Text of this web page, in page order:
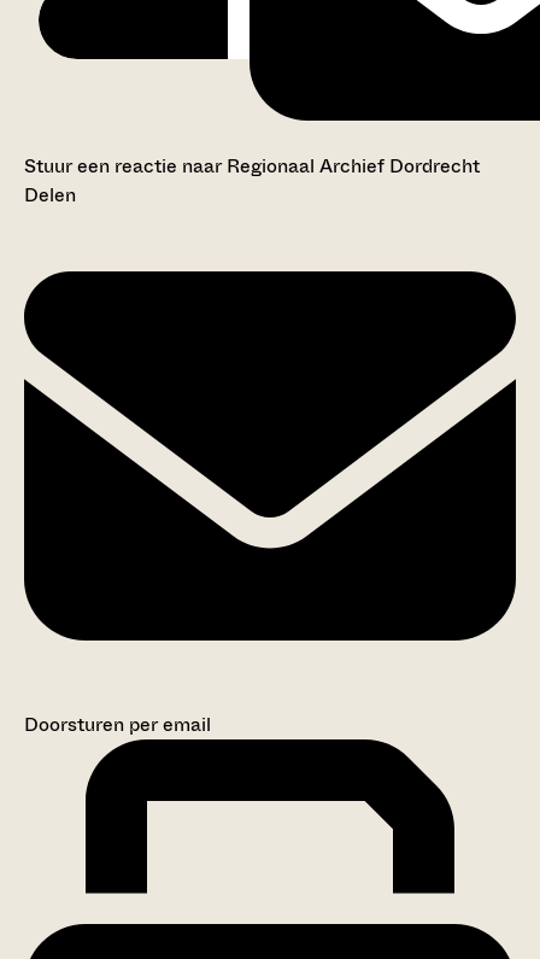
Stuur een reactie naar Regionaal Archief Dordrecht
Delen
Doorsturen per email